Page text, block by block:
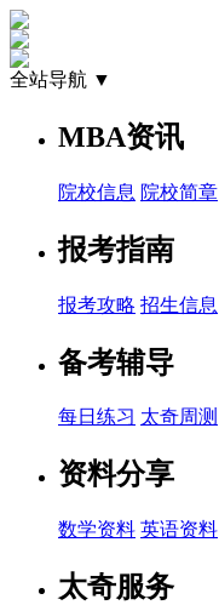
全站导航 ▼
MBA资讯
院校信息 院校简章
报考指南
报考攻略 招生信息
备考辅导
每日练习 太奇周测
资料分享
数学资料 英语资料
太奇服务